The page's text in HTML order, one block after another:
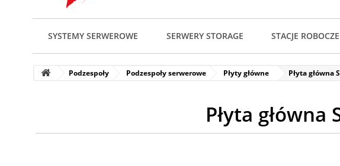
SYSTEMY SERWEROWE SERWERY STORAGE STACJE ROBOCZE
Podzespoły Podzespoły serwerowe Płyty główne Płyta główna
Płyta główna